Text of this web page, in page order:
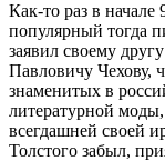
Как-то раз в начале
популярный тогда
заявил своему
Павловичу Чехову,
знаменитых в
литературной
всегдашней своей
Толстого забыл,